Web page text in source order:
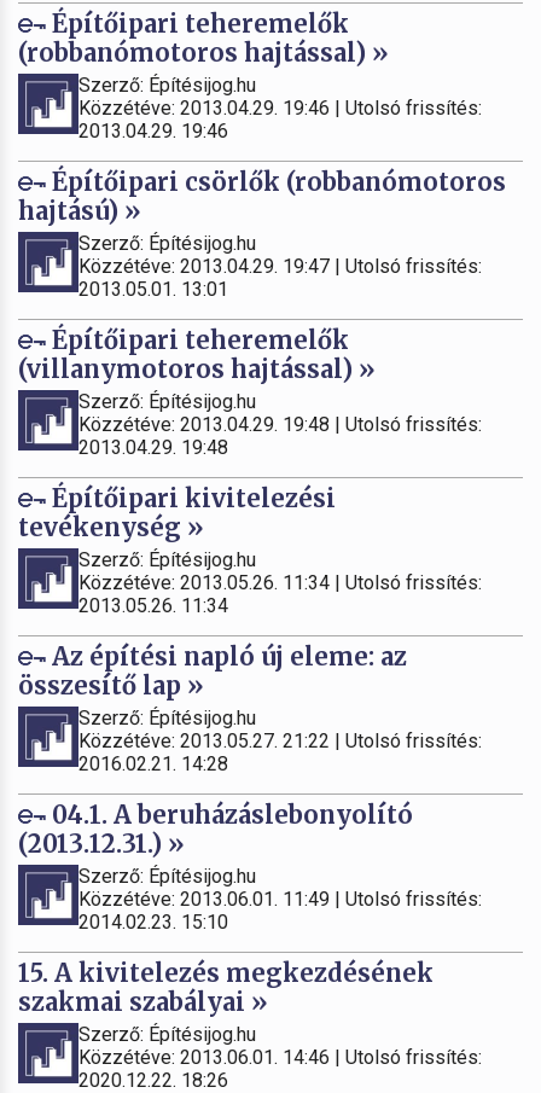
Építőipari teheremelők
(robbanómotoros hajtással) »
Szerző: Építésijog.hu
Közzétéve: 2013.04.29. 19:46 | Utolsó frissítés:
2013.04.29. 19:46
Építőipari csörlők (robbanómotoros
hajtású) »
Szerző: Építésijog.hu
Közzétéve: 2013.04.29. 19:47 | Utolsó frissítés:
2013.05.01. 13:01
Építőipari teheremelők
(villanymotoros hajtással) »
Szerző: Építésijog.hu
Közzétéve: 2013.04.29. 19:48 | Utolsó frissítés:
2013.04.29. 19:48
Építőipari kivitelezési
tevékenység »
Szerző: Építésijog.hu
Közzétéve: 2013.05.26. 11:34 | Utolsó frissítés:
2013.05.26. 11:34
Az építési napló új eleme: az
összesítő lap »
Szerző: Építésijog.hu
Közzétéve: 2013.05.27. 21:22 | Utolsó frissítés:
2016.02.21. 14:28
04.1. A beruházáslebonyolító
(2013.12.31.) »
Szerző: Építésijog.hu
Közzétéve: 2013.06.01. 11:49 | Utolsó frissítés:
2014.02.23. 15:10
15. A kivitelezés megkezdésének
szakmai szabályai »
Szerző: Építésijog.hu
Közzétéve: 2013.06.01. 14:46 | Utolsó frissítés:
2020.12.22. 18:26